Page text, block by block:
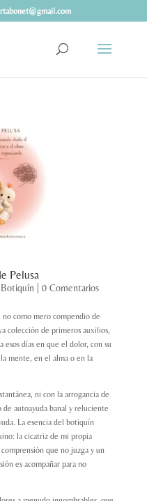
Pelusa
Botiquín 0 Comentarios
no como mero compendio de
colección de primeros auxilios,
días en que el dolor, con su
mente, en el alma o en la
ni con la arrogancia de
autoayuda banal y reluciente
La esencia del botiquín
la cicatriz de mi propia
que no juzga y un
es acompañar para no